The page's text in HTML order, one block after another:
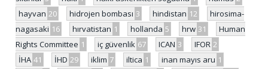
hayvan 20 hidrojen bombası 3 hindistan 12
hirosima-
nagasaki 16 hırvatistan 1 hollanda 5 hrw 31
Human
Rights Committee 1 iç güvenlik 67 ICAN 3 IFOR 2
İHA 41 İHD 29 iklim 7 iltica 1 inan mayıs aru 1